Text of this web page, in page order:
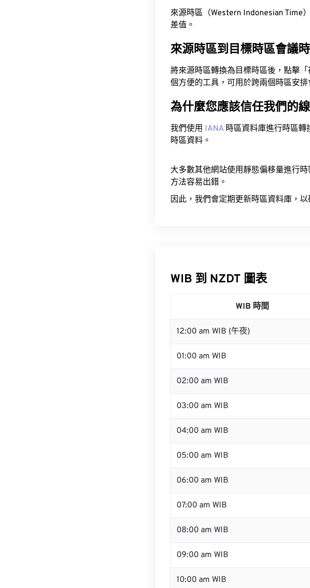
來源時區（Western Indonesian Time
差值。
來源時區到目標時區會議
將來源時區轉換為目標時區後，點擊
個方便的工具，可用於跨兩個時區安排
為什麼您應該信任我們的
我們使用 IANA 時區資料庫進行時區
時區資料。
大多數其他網站使用靜態偏移量進行
方法容易出錯。
因此，我們會定期更新時區資料庫，
WIB 到 NZDT 圖表
WIB 時間
12:00 am WIB (午夜)
01:00 am WIB
02:00 am WIB
03:00 am WIB
04:00 am WIB
05:00 am WIB
06:00 am WIB
07:00 am WIB
08:00 am WIB
09:00 am WIB
10:00 am WIB